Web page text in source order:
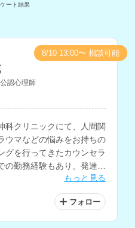
ート結果
認心理師
科クリニックにて、人間関
ウマなどの悩みをお持ちの
グを行ってきたカウンセラ
勤務経験もあり、発達に
支援に関わってきた経験も
もっと見る
フォロー
8/10 13:00〜 相談可能